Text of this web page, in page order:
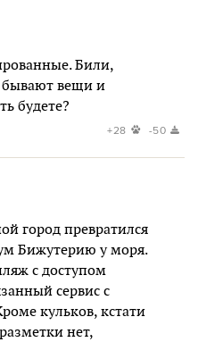
Били,
бывают вещи и
будете?
+28 -50
город превратился
Бижутерию у моря.
с доступом
сервис с
кульков, кстати
нет,